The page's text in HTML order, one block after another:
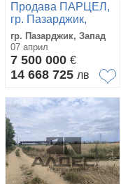
Продава ПАРЦЕЛ,
гр. Пазарджик,
Запад
гр. Пазарджик, Запад
07 април
7 500 000 €
14 668 725 лв